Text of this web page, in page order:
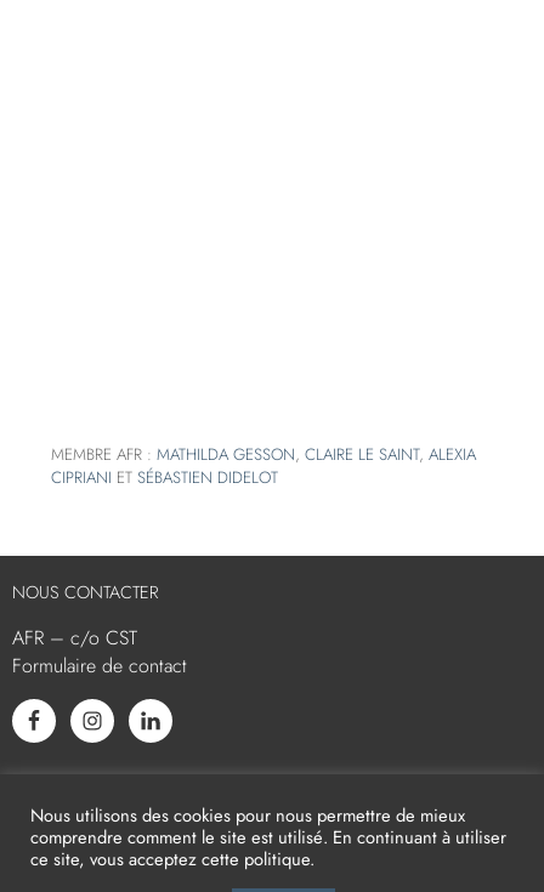
MEMBRE AFR :MATHILDA GESSON,CLAIRE LE SAINT,ALEXIA
CIPRIANI ETSÉBASTIEN DIDELOT
NOUS CONTACTER
AFR – c/o CST
Formulaire de contact
Nous utilisons des cookies pour nous permettre de mieux
comprendre comment le site est utilisé. En continuant à utiliser
ce site, vous acceptez cette politique.